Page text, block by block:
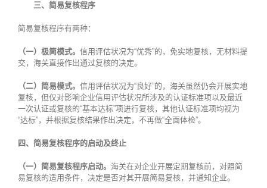
三、简易复核程序
简易复核程序有两种：
（一）极简模式。 信用评估状况为“优秀”的，免实地复核，无材料提
交，海关直接作出通过复核的决定。
（二）简易模式。 信用评估状况为“良好”的，海关虽然仍会开展实地
复核，但仅对影响企业信用评估状况所涉及的认证标准项以及最近
一次认证或复核的“基本达标”项进行复核，其他认证标准项均视为
“达标”，并根据复核结果作出决定，不再做“全面体检”。
四、简易复核程序的启动及终止
（一）简易复核程序启动。 海关在对企业开展定期复核前，对照简
易复核的适用条件，决定是否对其开展简易复核，并通知企业。